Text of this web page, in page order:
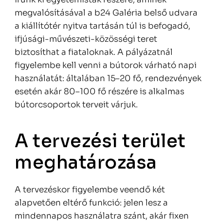
megvalósításával a b24 Galéria belső udvara
a kiállítótér nyitva tartásán túl is befogadó,
ifjúsági-művészeti-közösségi teret
biztosíthat a fiataloknak. A pályázatnál
figyelembe kell venni a bútorok várható napi
használatát: általában 15–20 fő, rendezvények
esetén akár 80–100 fő részére is alkalmas
bútorcsoportok terveit várjuk.
A tervezési terület
meghatározása
A tervezéskor figyelembe veendő két
alapvetően eltérő funkció: jelen lesz a
mindennapos használatra szánt, akár fixen